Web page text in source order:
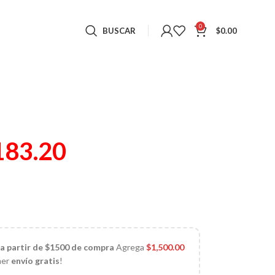
BUSCAR 0 $0.00
partir de $1500 de compra Agrega$1,500.00
envío gratis!